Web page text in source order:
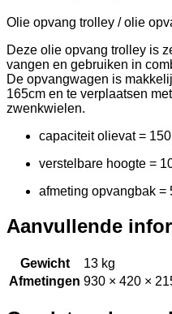
Olie opvang trolley / olie
Deze olie opvang trolley is
vangen en gebruiken in
De opvangwagen is
165cm en te verplaatsen
zwenkwielen.
capaciteit olievat =
verstelbare hoogte =
afmeting opvangbak =
Aanvullende
Gewicht
13 kg
Afmetingen 930 × 420 ×